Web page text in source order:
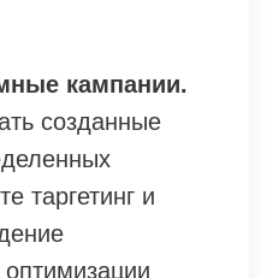
кампании.
созданные
таргетинг и